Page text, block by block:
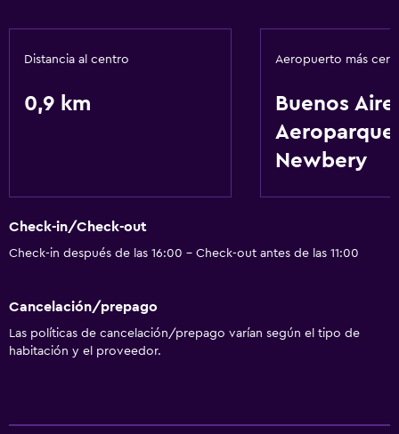
Internet
Aire acondicionado
General
Espacio de almacenamiento
Ideal para familias
Cuidado de niños o guardería
Distancia al centro
0,9 km
Aeropuerto más
Buenos
Aeroparque
Newbery
Check-in/Check-out
Check-in después de las 16:00 - Check-out antes de las 11:00
Cancelación/prepago
Las políticas de cancelación/prepago varían según el tipo de
habitación y el proveedor.